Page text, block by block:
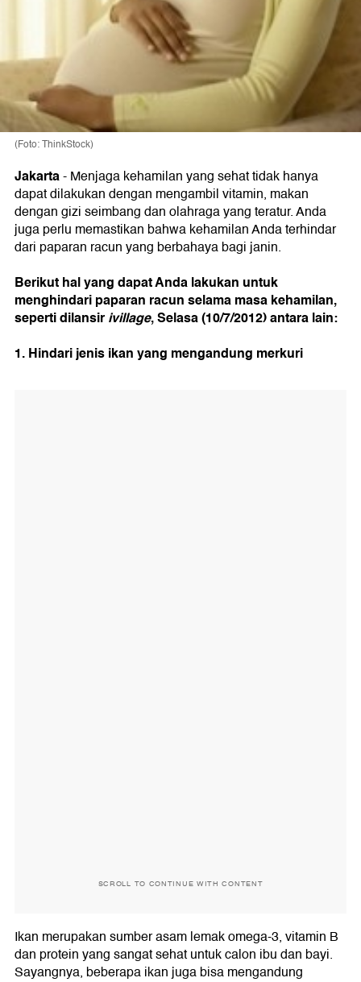
(Foto: ThinkStock)
Jakarta- Menjaga kehamilan yang sehat tidak hanya
dapat dilakukan dengan mengambil vitamin, makan
dengan gizi seimbang dan olahraga yang teratur. Anda
juga perlu memastikan bahwa kehamilan Anda terhindar
dari paparan racun yang berbahaya bagi janin.
Berikut hal yang dapat Anda lakukan untuk
menghindari paparan racun selama masa kehamilan,
seperti dilansirivillage, Selasa (10/7/2012) antara lain:
1. Hindari jenis ikan yang mengandung merkuri
SCROLL TO CONTINUE WITH CONTENT
Ikan merupakan sumber asam lemak omega-3, vitamin B
dan protein yang sangat sehat untuk calon ibu dan bayi.
Sayangnya, beberapa ikan juga bisa mengandung